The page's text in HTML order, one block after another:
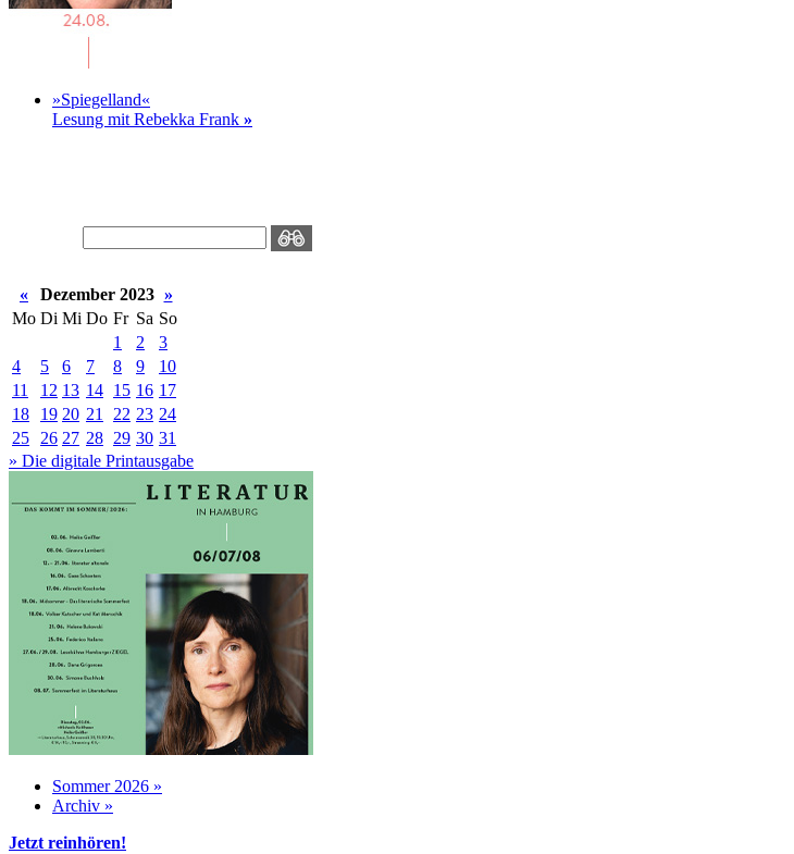
»Spiegelland«
Lesung mit Rebekka Frank »
« Dezember 2023 »
Mo Di Mi Do Fr Sa So
1
2
3
4
5 6 7 8 9
10
11
12 13 14 15 16 17
18
19 20 21 22 23 24
25
26 27 28 29 30 31
» Die digitale Printausgabe
Sommer 2026 »
Archiv »
Jetzt reinhören!